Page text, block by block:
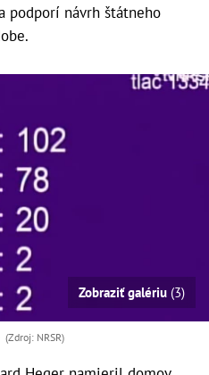
podporí návrh štátneho
Zobraziť galériu (3)
NRSR)